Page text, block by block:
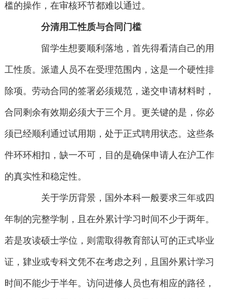
槛的操作，在审核环节都难以通过。
分清用工性质与合同门槛
留学生想要顺利落地，首先得看清自己的用
工性质。派遣人员不在受理范围内，这是一个硬性排
除项。劳动合同的签署必须规范，递交申请材料时，
合同剩余有效期必须大于三个月。更关键的是，你必
须已经顺利通过试用期，处于正式聘用状态。这些条
件环环相扣，缺一不可，目的是确保申请人在沪工作
的真实性和稳定性。
关于学历背景，国外本科一般要求三年或四
年制的完整学制，且在外累计学习时间不少于两年。
若是攻读硕士学位，则需取得教育部认可的正式毕业
证，肄业或专科文凭不在考虑之列，且国外累计学习
时间不能少于半年。访问进修人员也有相应的路径，